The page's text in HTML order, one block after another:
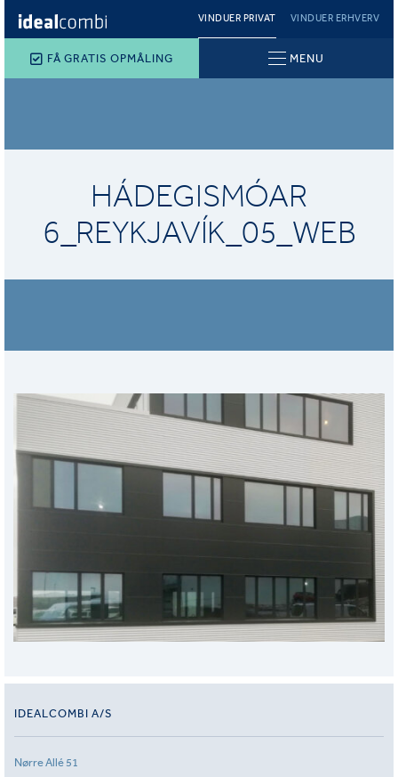
VINDUER PRIVAT VINDUER ERHVERV
FÅ GRATIS OPMÅLING MENU
HÁDEGISMÓAR
6_REYKJAVÍK_05_WEB
IDEALCOMBI A/S
Nørre Allé 51